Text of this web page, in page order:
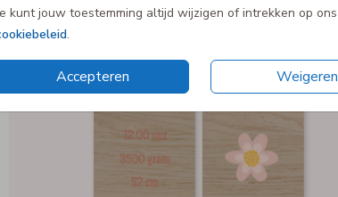
kunt jouw toestemming altijd wijzigen of intrekken op ons
.
Accepteren Weigeren